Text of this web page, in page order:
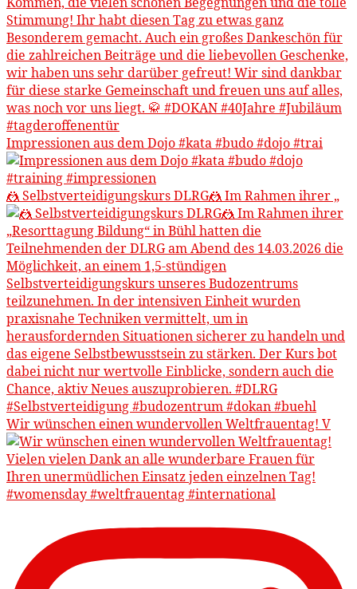
Impressionen aus dem Dojo #kata #budo #dojo #trai
🤼 Selbstverteidigungskurs DLRG🤼 Im Rahmen ihrer „
Wir wünschen einen wundervollen Weltfrauentag! V